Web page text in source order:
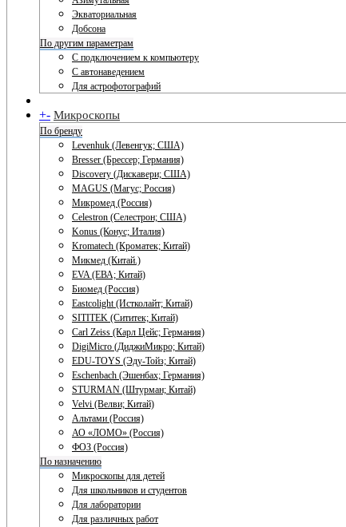
Экваториальная
Добсона
По другим параметрам
С подключением к компьютеру
С автонаведением
Для астрофотографий
+- Микроскопы
По бренду
Levenhuk (Левенгук; США)
Bresser (Брессер; Германия)
Discovery (Дискавери; США)
MAGUS (Магус; Россия)
Микромед (Россия)
Celestron (Селестрон; США)
Konus (Конус; Италия)
Kromatech (Кроматек; Китай)
Микмед (Китай.)
EVA (ЕВА; Китай)
Биомед (Россия)
Eastcolight (Истколайт; Китай)
SITITEK (Сититек; Китай)
Carl Zeiss (Карл Цейс; Германия)
DigiMicro (ДиджиМикро; Китай)
EDU-TOYS (Эду-Тойз; Китай)
Eschenbach (Эшенбах; Германия)
STURMAN (Штурман; Китай)
Velvi (Велви; Китай)
Альтами (Россия)
АО «ЛОМО» (Россия)
ФОЗ (Россия)
По назначению
Микроскопы для детей
Для школьников и студентов
Для лаборатории
Для различных работ